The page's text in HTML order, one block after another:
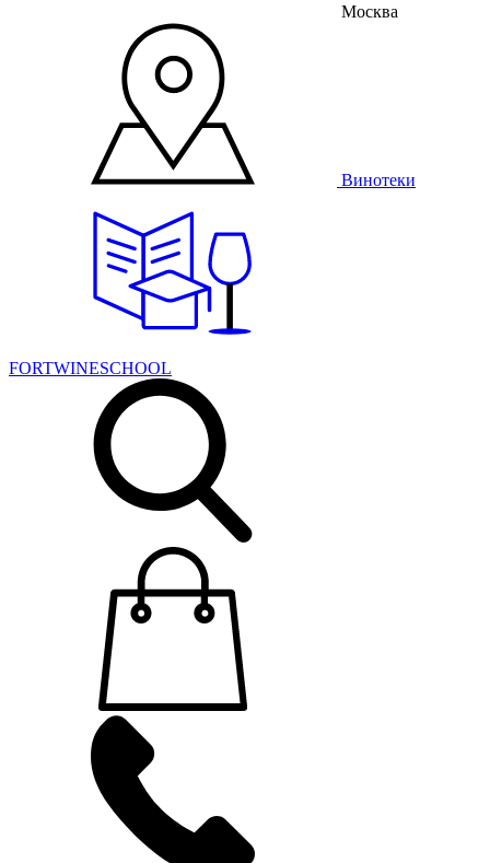
Москва
Винотеки
FORTWINESCHOOL